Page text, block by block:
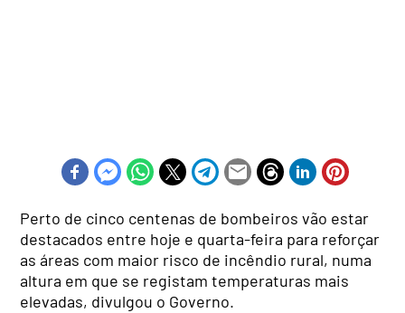
Perto de cinco centenas de bombeiros vão estar
destacados entre hoje e quarta-feira para reforçar
as áreas com maior risco de incêndio rural, numa
altura em que se registam temperaturas mais
elevadas, divulgou o Governo.